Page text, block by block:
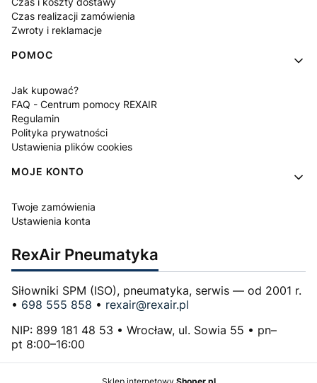
Czas realizacji zamówienia
Zwroty i reklamacje
POMOC
Jak kupować?
FAQ - Centrum pomocy REXAIR
Regulamin
Polityka prywatności
Ustawienia plików cookies
MOJE KONTO
Twoje zamówienia
Ustawienia konta
RexAir Pneumatyka
Siłowniki SPM (ISO), pneumatyka, serwis — od 2001 r.
• 698 555 858 • rexair@rexair.pl
NIP: 899 181 48 53 • Wrocław, ul. Sowia 55 • pn–
pt 8:00–16:00